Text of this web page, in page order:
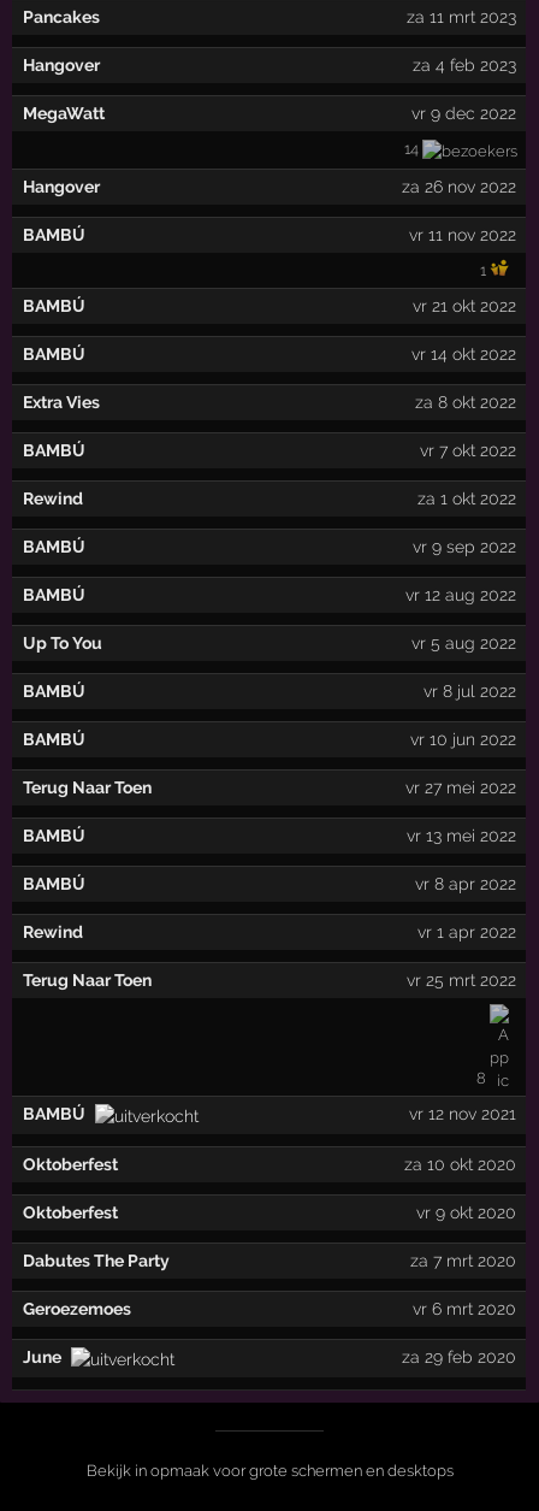
Pancakes za 11 mrt 2023
Hangover za 4 feb 2023
MegaWatt vr 9 dec 2022
14
Hangover za 26 nov 2022
BAMBÚ vr 11 nov 2022
1
BAMBÚ vr 21 okt 2022
BAMBÚ vr 14 okt 2022
Extra Vies za 8 okt 2022
BAMBÚ vr 7 okt 2022
Rewind za 1 okt 2022
BAMBÚ vr 9 sep 2022
BAMBÚ vr 12 aug 2022
Up To You vr 5 aug 2022
BAMBÚ vr 8 jul 2022
BAMBÚ vr 10 jun 2022
Terug Naar Toen vr 27 mei 2022
BAMBÚ vr 13 mei 2022
BAMBÚ vr 8 apr 2022
Rewind vr 1 apr 2022
Terug Naar Toen vr 25 mrt 2022
8
BAMBÚ vr 12 nov 2021
Oktoberfest za 10 okt 2020
Oktoberfest vr 9 okt 2020
Dabutes The Party za 7 mrt 2020
Geroezemoes vr 6 mrt 2020
June za 29 feb 2020
Bekijk in opmaak voor grote schermen en desktops